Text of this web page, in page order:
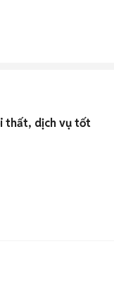
thất, dịch vụ tốt